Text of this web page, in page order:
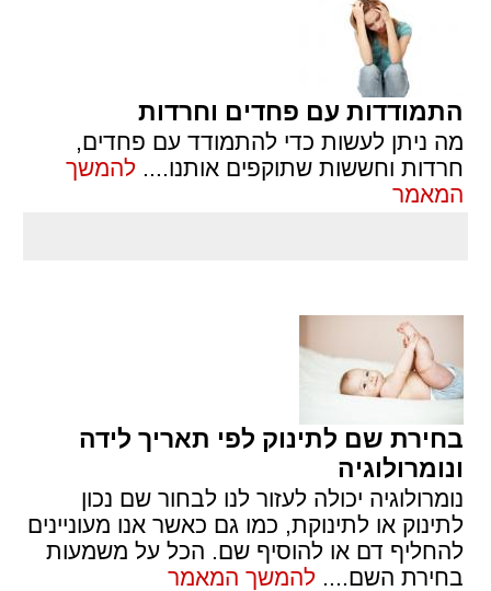
התמודדות עם פחדים וחרדות
מה ניתן לעשות כדי להתמודד עם פחדים,
חרדות וחששות שתוקפים אותנו.... להמשך
המאמר
בחירת שם לתינוק לפי תאריך לידה
ונומרולוגיה
נומרולוגיה יכולה לעזור לנו לבחור שם נכון
לתינוק או לתינוקת, כמו גם כאשר אנו מעוניינים
להחליף דם או להוסיף שם. הכל על משמעות
בחירת השם.... להמשך המאמר